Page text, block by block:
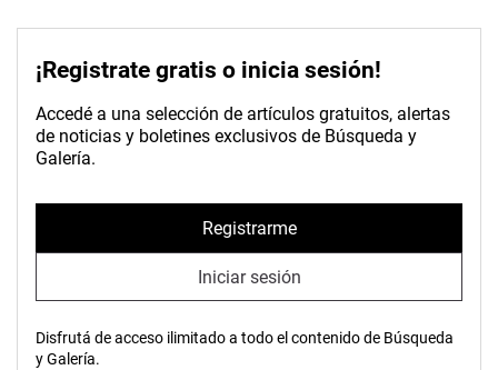
¡Registrate gratis o inicia sesión!
Accedé a una selección de artículos gratuitos, alertas
de noticias y boletines exclusivos de Búsqueda y
Galería.
Registrarme
Iniciar sesión
Disfrutá de acceso ilimitado a todo el contenido de Búsqueda
y Galería.